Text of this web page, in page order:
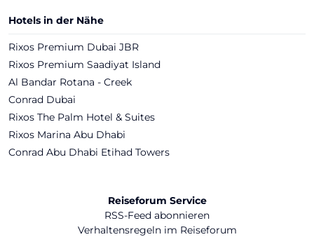
Hotels in der Nähe
Rixos Premium Dubai JBR
Rixos Premium Saadiyat Island
Al Bandar Rotana - Creek
Conrad Dubai
Rixos The Palm Hotel & Suites
Rixos Marina Abu Dhabi
Conrad Abu Dhabi Etihad Towers
Reiseforum Service
RSS-Feed abonnieren
Verhaltensregeln im Reiseforum